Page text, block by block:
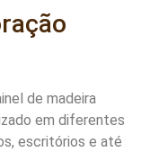
de madeira
em diferentes
escritórios e até